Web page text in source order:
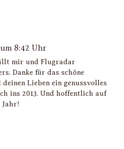
8:42 Uhr
mir und Flugradar
Danke für das schöne
Lieben ein genussvolles
ins 2013. Und hoffentlich auf
Jahr!